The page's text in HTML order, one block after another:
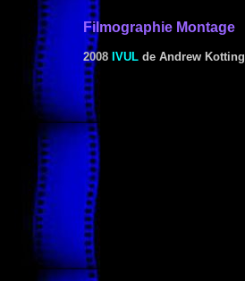
Filmographie Montage
2008 IVUL de Andrew Kotting